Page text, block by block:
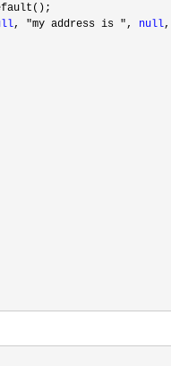
, "my address is ", null,